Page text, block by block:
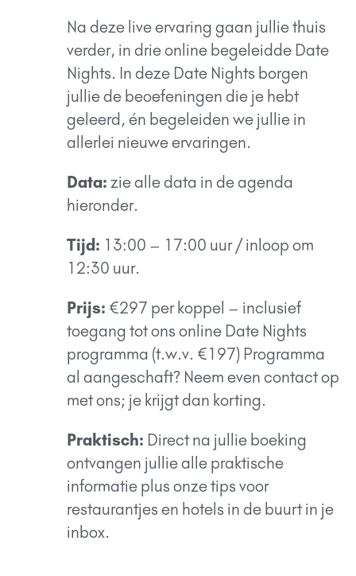
Na deze live ervaring gaan jullie thuis
verder, in drie online begeleidde Date
Nights. In deze Date Nights borgen
jullie de beoefeningen die je hebt
geleerd, én begeleiden we jullie in
allerlei nieuwe ervaringen.
Data: zie alle data in de agenda
hieronder.
Tijd: 13:00 – 17:00 uur / inloop om
12:30 uur.
Prijs: €297 per koppel – inclusief
toegang tot ons online Date Nights
programma (t.w.v. €197) Programma
al aangeschaft? Neem even contact op
met ons; je krijgt dan korting.
Praktisch: Direct na jullie boeking
ontvangen jullie alle praktische
informatie plus onze tips voor
restaurantjes en hotels in de buurt in je
inbox.